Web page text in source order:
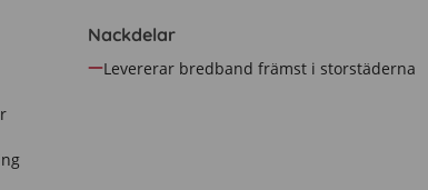
Nackdelar
Levererar bredband främst i storstäderna